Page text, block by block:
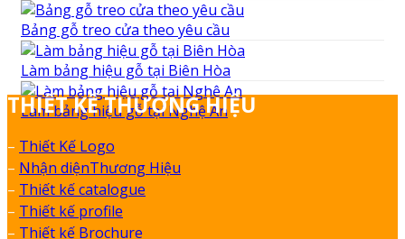
Bảng gỗ treo cửa theo yêu cầu
Làm bảng hiệu gỗ tại Biên Hòa
Làm bảng hiệu gỗ tại Nghệ An
THIẾT KẾ THƯƠNG HIỆU
– Thiết Kế Logo
– Nhận diệnThương Hiệu
– Thiết kế catalogue
– Thiết kế profile
– Thiết kế Brochure